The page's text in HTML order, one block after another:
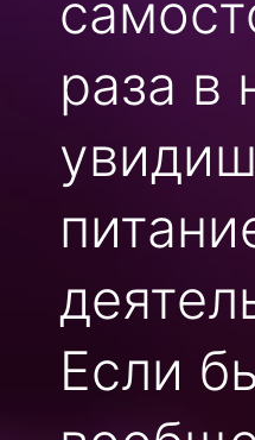
раза в
Если